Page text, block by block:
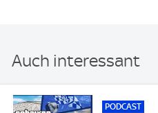
Auch interessant
PODCAST